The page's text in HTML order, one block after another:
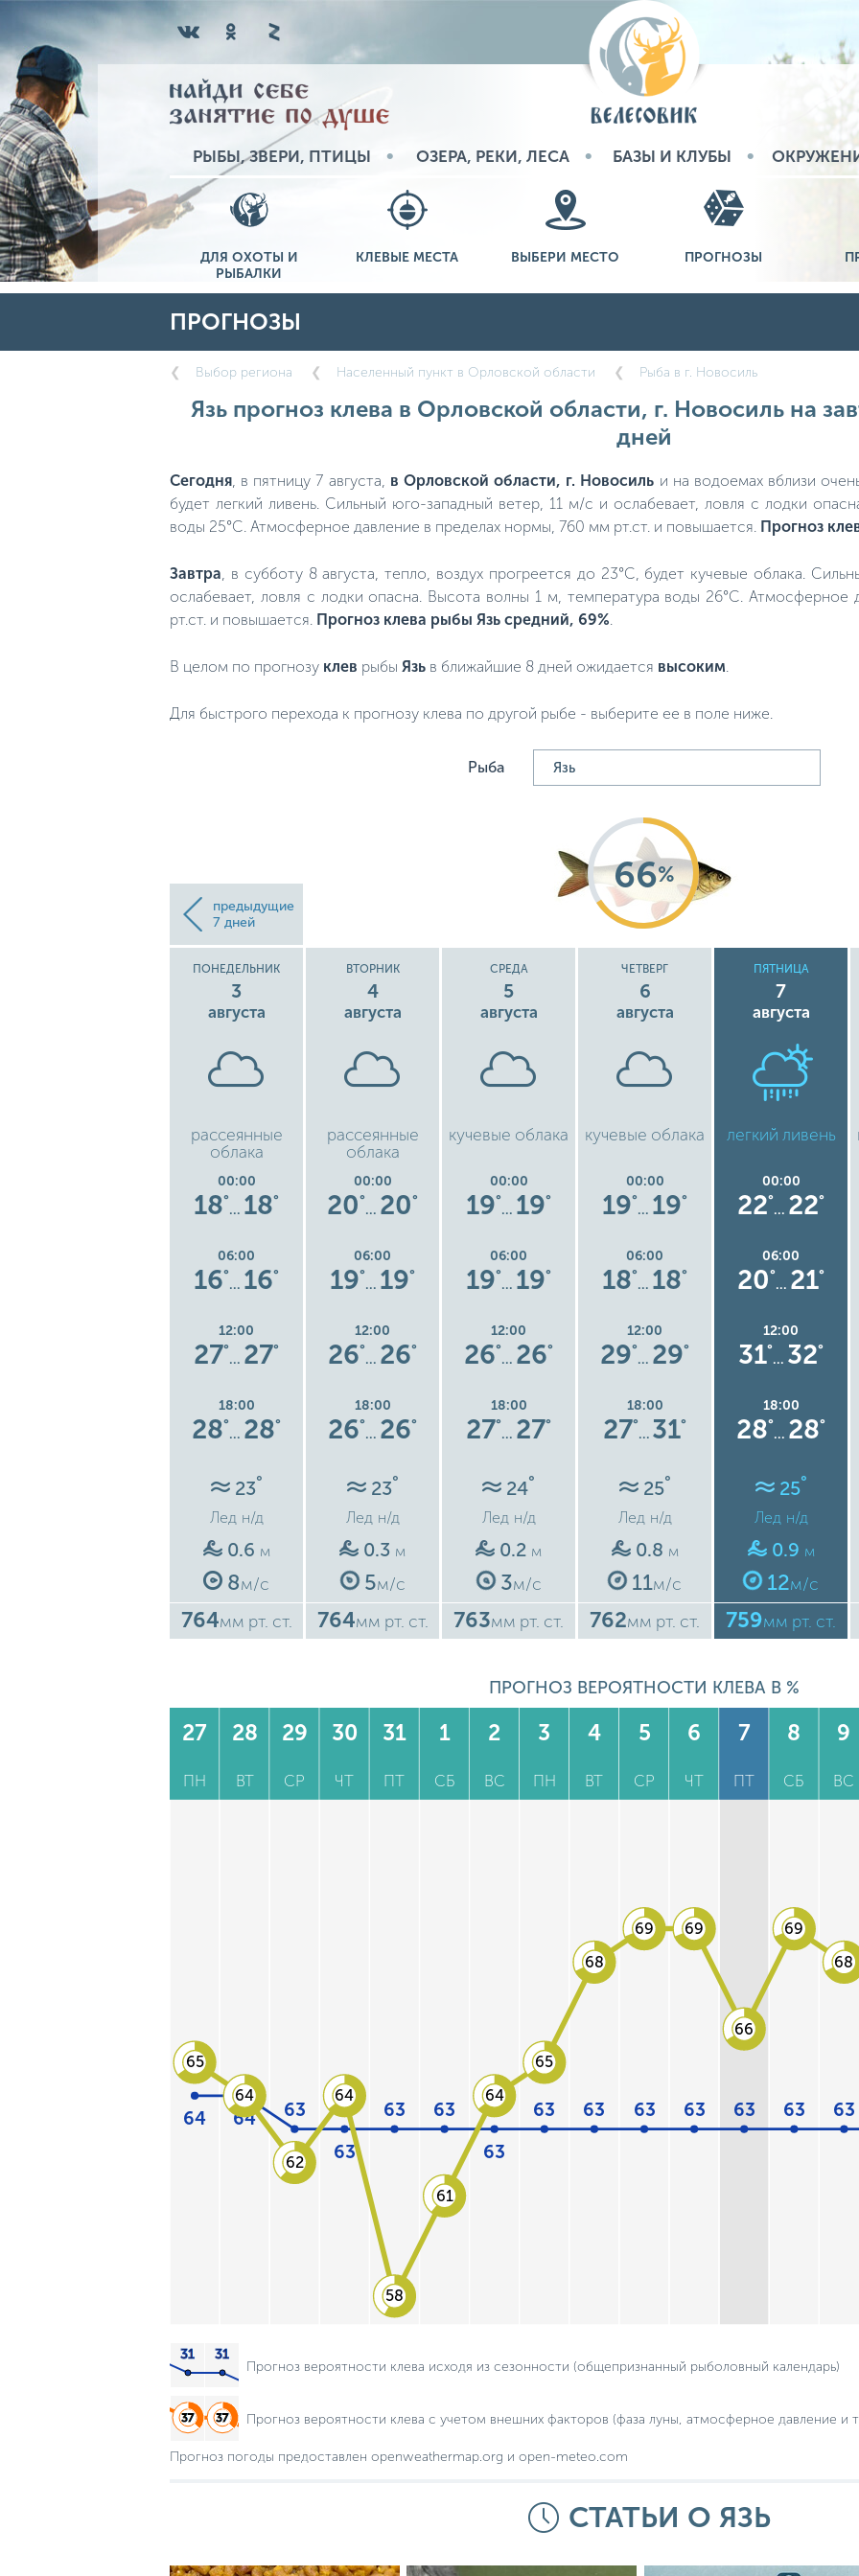
РЫБЫ, ЗВЕРИ, ПТИЦЫ ОЗЕРА, РЕКИ, ЛЕСА БАЗЫ И КЛУБЫ
ДЛЯ ОХОТЫ И
РЫБАЛКИ
КЛЕВЫЕ МЕСТА ВЫБЕРИ МЕСТО ПРОГНОЗЫ
ПРОГНОЗЫ
Выбор региона Населенный пункт в Орловской области Рыба в г. Новосиль
Язь прогноз клева в Орловской области, г. Новосиль на
дней
Сегодня , в пятницу 7 августа, в Орловской области, г. Новосиль и на водоемах вблизи
будет легкий ливень. Сильный юго-западный ветер, 11 м/с и ослабевает, ловля с лодки
воды 25°C. Атмосферное давление в пределах нормы, 760 мм рт.ст. и повышается. Прогноз
Завтра , в субботу 8 августа, тепло, воздух прогреется до 23°C, будет кучевые облака.
ослабевает, ловля с лодки опасна. Высота волны 1 м, температура воды 26°C.
рт.ст. и повышается. Прогноз клева рыбы Язь средний, 69%
В целом по прогнозу клев рыбы Язь в ближайшие 8 дней ожидается высоким
Для быстрого перехода к прогнозу клева по другой рыбе - выберите ее в поле ниже.
Рыба
предыдущие
7 дней
66%
ПОНЕДЕЛЬНИК
3
августа
рассеянные
облака
00:00
18°
… 18°
06:00
16°
… 16°
12:00
27°
… 27°
18:00
28°
… 28°
23°
Лед н/д
0.6 м
8м/с
764мм рт. ст.
ВТОРНИК
4
августа
рассеянные
облака
00:00
20°
… 20°
06:00
19°
… 19°
12:00
26°
… 26°
18:00
26°
… 26°
23°
Лед н/д
0.3 м
5м/с
764мм рт. ст.
СРЕДА
5
августа
кучевые облака
00:00
19°
… 19°
06:00
19°
… 19°
12:00
26°
… 26°
18:00
27°
… 27°
24°
Лед н/д
0.2 м
3м/с
763мм рт. ст.
ЧЕТВЕРГ
6
августа
кучевые облака
00:00
19°
… 19°
06:00
18°
… 18°
12:00
29°
… 29°
18:00
27°
… 31°
25°
Лед н/д
0.8 м
11м/с
762мм рт. ст.
ПЯТНИЦА
7
августа
легкий ливень
00:00
22°
… 22°
06:00
20°
… 21°
12:00
31°
… 32°
18:00
28°
… 28°
25°
Лед н/д
0.9 м
12м/с
759мм рт. ст.
ПРОГНОЗ ВЕРОЯТНОСТИ КЛЕВА В %
27
ПН
28
ВТ
29
СР
30
ЧТ
31
ПТ
1
СБ
2
ВС
3
ПН
4
ВТ
5
СР
6
ЧТ
7
ПТ
8
СБ
9
ВС
64 64
63
63
63
63
63
63 63 63 63 63 63 63
65
64
62
64
58
61
64
65
68
69 69
66
69
68
Прогноз вероятности клева исходя из сезонности (общепризнанный рыболовный календарь)
Прогноз вероятности клева с учетом внешних факторов (фаза луны, атмосферное давление и
Прогноз погоды предоставлен openweathermap.org и open-meteo.com
СТАТЬИ О ЯЗЬ